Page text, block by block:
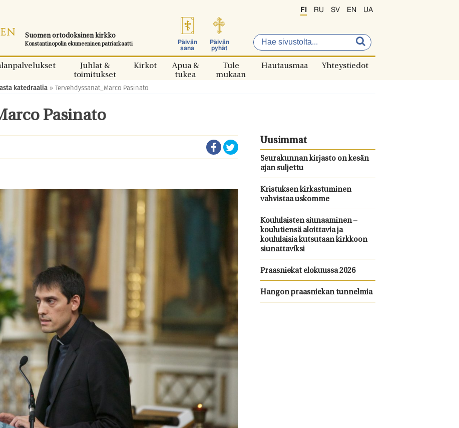
Suomen ortodoksinen kirkko
Konstantinopolin ekumeeninen patriarkaatti
Päivän
sana
Päivän
pyhät
FI RU SV EN UA
Juhlat &
toimitukset
Kirkot
Apua &
tukea
Tule
mukaan
Hautausmaa Yhteystiedot
katedraalia » Tervehdyssanat_Marco Pasinato
Pasinato
Uusimmat
Seurakunnan kirjasto on kesän
ajan suljettu
Kristuksen kirkastuminen
vahvistaa uskomme
Koululaisten siunaaminen –
koulutiensä aloittavia ja
koululaisia kutsutaan kirkkoon
siunattaviksi
Praasniekat elokuussa 2026
Hangon praasniekan tunnelmia